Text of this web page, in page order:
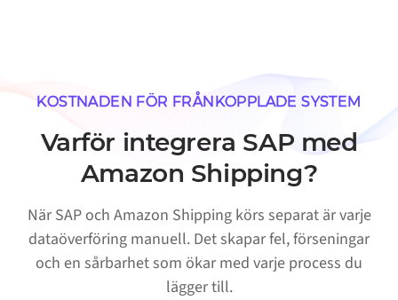
KOSTNADEN FÖR FRÅNKOPPLADE SYSTEM
Varför integrera SAP med
Amazon Shipping?
När SAP och Amazon Shipping körs separat är varje
dataöverföring manuell. Det skapar fel, förseningar
och en sårbarhet som ökar med varje process du
lägger till.